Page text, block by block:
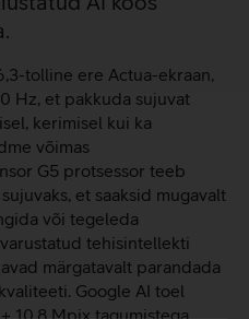
tolline ere Actua-ekraan,
Hz, et pakkuda sujuvat
kerimisel kui ka
võimas
G5 protsessor teeb
et saaksid mugavalt
või tegeleda
tehisintellekti
märgatavalt parandada
Google AI toel
10.8 Mpix tagumistega